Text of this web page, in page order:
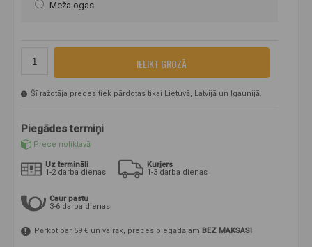
Meža ogas
IELIKT GROZĀ
Šī ražotāja preces tiek pārdotas tikai Lietuvā, Latvijā un Igaunijā.
Piegādes termiņi
Prece noliktavā
Uz termināli
1-2 darba dienas
Kurjers
1-3 darba dienas
Caur pastu
3-6 darba dienas
Pērkot par 59 € un vairāk, preces piegādājam BEZ MAKSAS!